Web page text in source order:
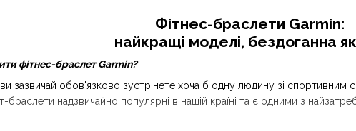
Фітнес-браслети Garmin:
найкращі моделі, бездоганна
фітнес-браслет Garmin?
зазвичай обов'язково зустрінете хоча б одну людину зі
браслети надзвичайно популярні в нашій країні та є одними з